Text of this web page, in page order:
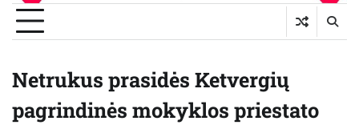
Netrukus prasidės Ketvergių
pagrindinės mokyklos priestato